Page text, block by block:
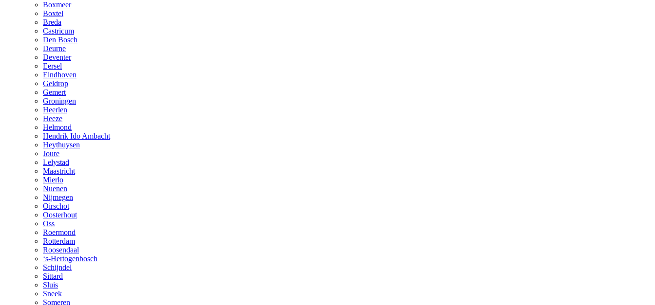
Boxmeer
Boxtel
Breda
Castricum
Den Bosch
Deurne
Deventer
Eersel
Eindhoven
Geldrop
Gemert
Groningen
Heerlen
Heeze
Helmond
Hendrik Ido Ambacht
Heythuysen
Joure
Lelystad
Maastricht
Mierlo
Nuenen
Nijmegen
Oirschot
Oosterhout
Oss
Roermond
Rotterdam
Roosendaal
‘s-Hertogenbosch
Schijndel
Sittard
Sluis
Sneek
Someren